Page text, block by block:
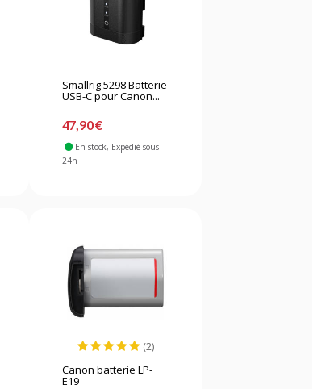
Smallrig 5298 Batterie
USB-C pour Canon...
47,90 €
En stock, Expédié sous
24h
(2)
Canon batterie LP-
E19